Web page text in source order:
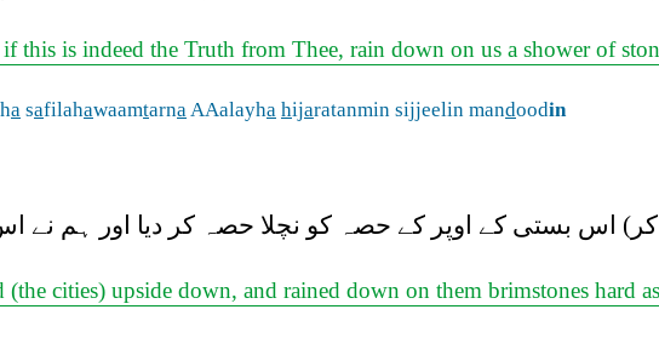
this is indeed the Truth from Thee, rain down on us a shower of
a safilahawaamtarnaAAalayha hijaratanmin sijjeelin mandoodin
اس بستی کے اوپر کے حصہ کو نچلا حصہ کر دیا اور ہم نے
cities) upside down, and rained down on them brimstones hard